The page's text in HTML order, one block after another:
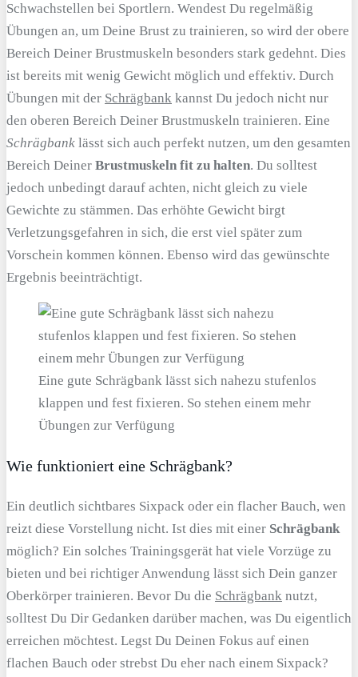
Schwachstellen bei Sportlern. Wendest Du regelmäßig
Übungen an, um Deine Brust zu trainieren, so wird der obere
Bereich Deiner Brustmuskeln besonders stark gedehnt. Dies
ist bereits mit wenig Gewicht möglich und effektiv. Durch
Übungen mit der Schrägbank kannst Du jedoch nicht nur
den oberen Bereich Deiner Brustmuskeln trainieren. Eine
Schrägbank lässt sich auch perfekt nutzen, um den gesamten
Bereich Deiner Brustmuskeln fit zu halten. Du solltest
jedoch unbedingt darauf achten, nicht gleich zu viele
Gewichte zu stämmen. Das erhöhte Gewicht birgt
Verletzungsgefahren in sich, die erst viel später zum
Vorschein kommen können. Ebenso wird das gewünschte
Ergebnis beeinträchtigt.
Eine gute Schrägbank lässt sich nahezu stufenlos
klappen und fest fixieren. So stehen einem mehr
Übungen zur Verfügung
Wie funktioniert eine Schrägbank?
Ein deutlich sichtbares Sixpack oder ein flacher Bauch, wen
reizt diese Vorstellung nicht. Ist dies mit einer Schrägbank
möglich? Ein solches Trainingsgerät hat viele Vorzüge zu
bieten und bei richtiger Anwendung lässt sich Dein ganzer
Oberkörper trainieren. Bevor Du die Schrägbank nutzt,
solltest Du Dir Gedanken darüber machen, was Du eigentlich
erreichen möchtest. Legst Du Deinen Fokus auf einen
flachen Bauch oder strebst Du eher nach einem Sixpack?